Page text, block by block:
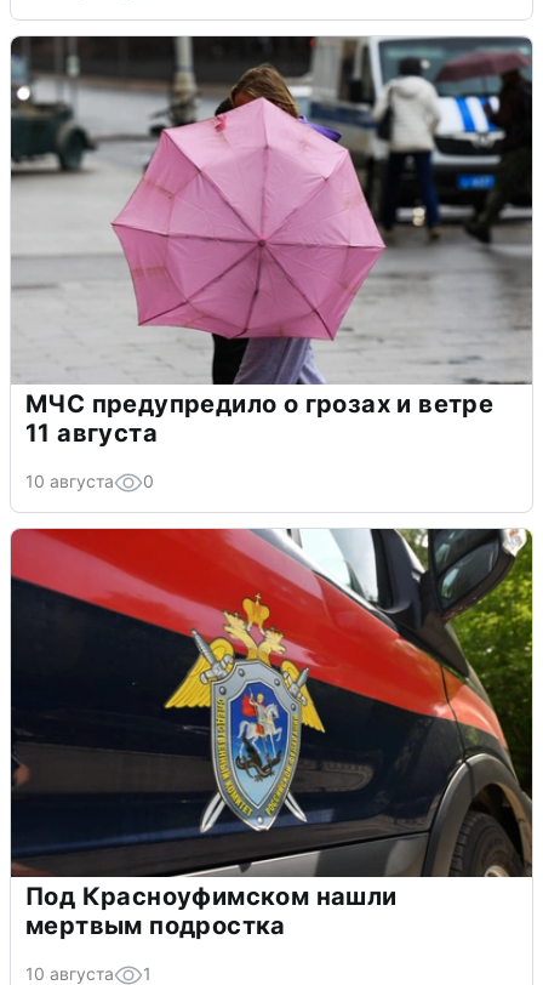
МЧС предупредило о грозах и ветре
11 августа
10 августа 0
Под Красноуфимском нашли
мертвым подростка
10 августа 1